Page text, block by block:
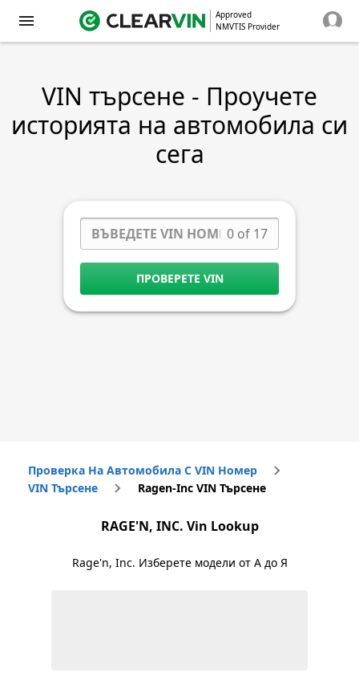
Approved
NMVTIS Provider
VIN търсене - Проучете
историята на автомобила си
сега
0 of 17
ПРОВЕРЕТЕ VIN
Проверка На Автомобила С VIN Номер
VIN Търсене
Ragen-Inc VIN Търсене
RAGE'N, INC. Vin Lookup
Rage'n, Inc. Изберете модели от А до Я